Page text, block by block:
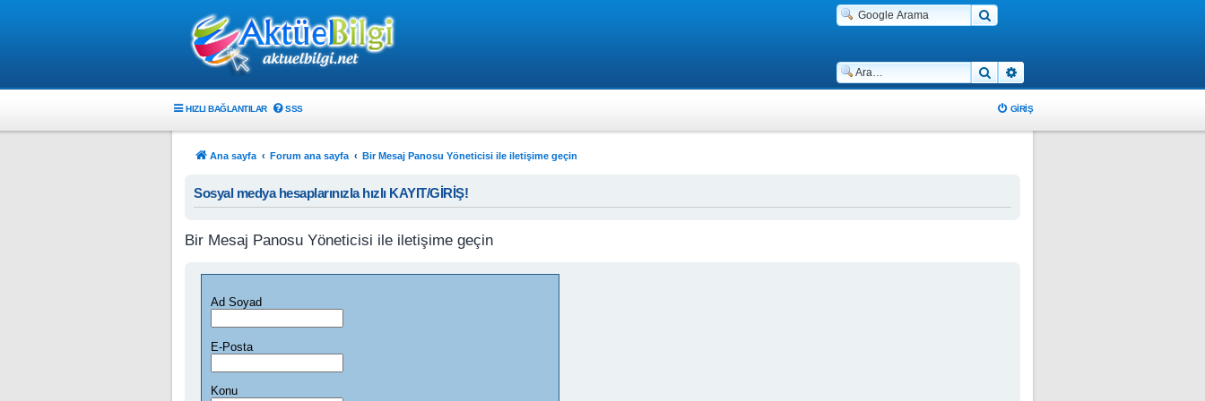
Ara
HIZLI BAĞLANTILAR SSS GIRIŞ
Ana sayfa Forum ana sayfa Bir Mesaj Panosu Yöneticisi ile iletişime geçin
Sosyal medya hesaplarınızla hızlı KAYIT/GİRİŞ!
Bir Mesaj Panosu Yöneticisi ile iletişime geçin